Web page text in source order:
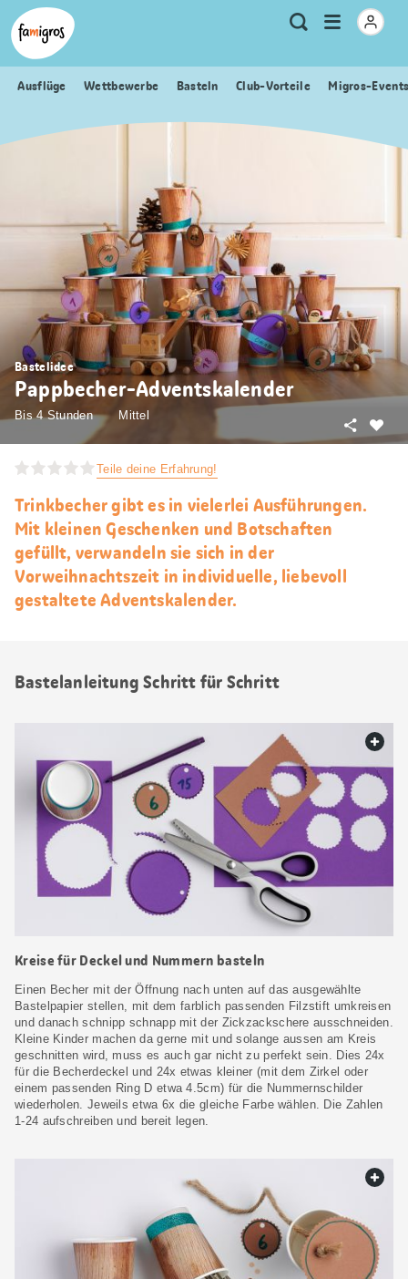
Sprungmarken
Navigation
Header
Logo
Meta
Navigation
Suche
Menu
öffnen
Ausflüge Wettbewerbe Basteln Club-Vorteile Migros-
Teile deine Erfahrung!
Bastelidee
Pappbecher-Adventskalender
Bis 4 Stunden
Mittel
Als
Teilen
Trinkbecher gibt es in vielerlei Ausführungen.
Mit kleinen Geschenken und Botschaften
gefüllt, verwandeln sie sich in der
Vorweihnachtszeit in individuelle, liebevoll
gestaltete Adventskalender.
Bastelanleitung Schritt für Schritt
Kreise für Deckel und Nummern basteln
Einen Becher mit der Öffnung nach unten auf das ausgewählte
Bastelpapier stellen, mit dem farblich passenden Filzstift umkreisen
und danach schnipp schnapp mit der Zickzackschere ausschneiden.
Kleine Kinder machen da gerne mit und solange aussen am Kreis
geschnitten wird, muss es auch gar nicht zu perfekt sein. Dies 24x
für die Becherdeckel und 24x etwas kleiner (mit dem Zirkel oder
einem passenden Ring D etwa 4.5cm) für die Nummernschilder
wiederholen. Jeweils etwa 6x die gleiche Farbe wählen. Die Zahlen
1-24 aufschreiben und bereit legen.